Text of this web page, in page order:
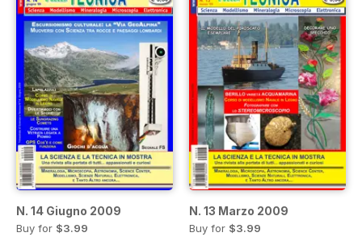
N. 14 Giugno 2009
Buy for $3.99
N. 13 Marzo 2009
Buy for $3.99